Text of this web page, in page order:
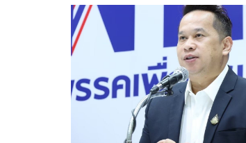
ประชาชน ยังคงเหลืออยู่หรือไม่ ด้าน ‘เท้ง‘ พร้อมโหวต
ญัตติเลื่อน หาก ‘ภท.’ ให้คำมั่นเป็นอ
กม.สำคัญ ขณะ ‘อนุทิน‘ ย้ำ จะอยู่ทุกวา
อนาคต ดำเนินไปด้วยความราบรื่น